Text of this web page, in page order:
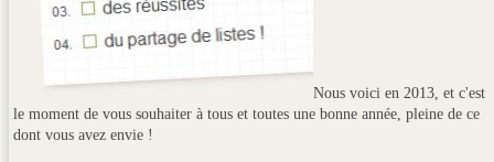
Nous voici en 2013, et c'est
le moment de vous souhaiter à tous et toutes une bonne année, pleine de ce
dont vous avez envie !